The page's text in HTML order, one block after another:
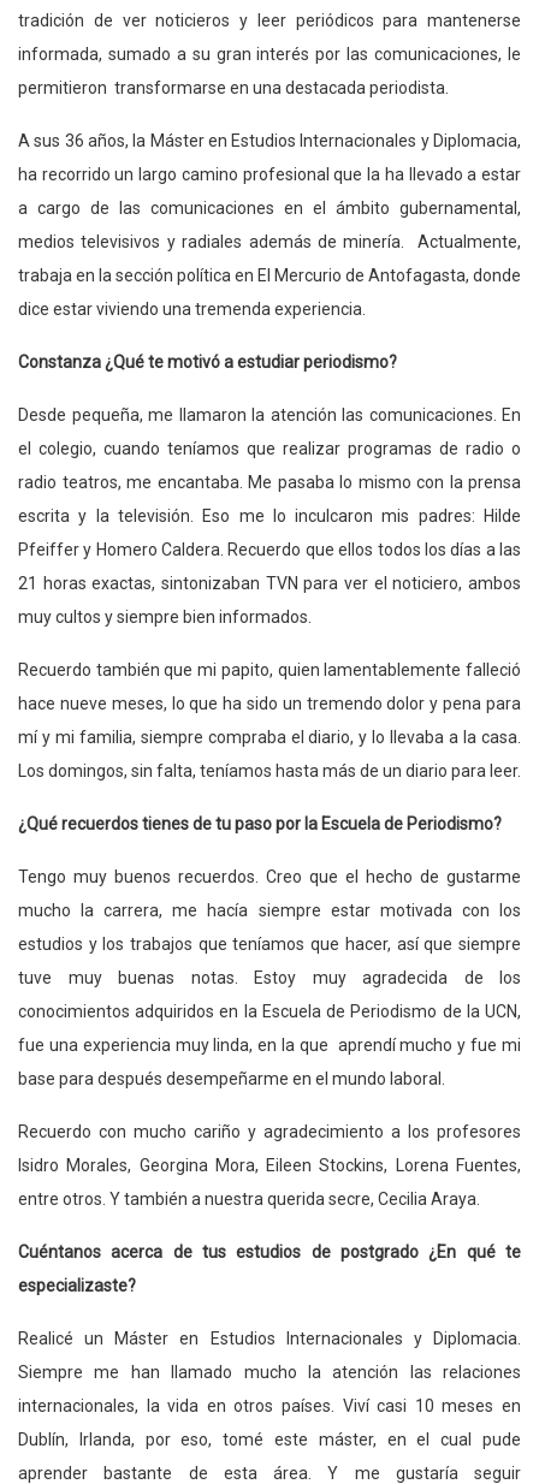
tradición de ver noticieros y leer periódicos para mantenerse
informada, sumado a su gran interés por las comunicaciones, le
permitieron transformarse en una destacada periodista.
A sus 36 años, la Máster en Estudios Internacionales y Diplomacia,
ha recorrido un largo camino profesional que la ha llevado a estar
a cargo de las comunicaciones en el ámbito gubernamental,
medios televisivos y radiales además de minería. Actualmente,
trabaja en la sección política en El Mercurio de Antofagasta, donde
dice estar viviendo una tremenda experiencia.
Constanza ¿Qué te motivó a estudiar periodismo?
Desde pequeña, me llamaron la atención las comunicaciones. En
el colegio, cuando teníamos que realizar programas de radio o
radio teatros, me encantaba. Me pasaba lo mismo con la prensa
escrita y la televisión. Eso me lo inculcaron mis padres: Hilde
Pfeiffer y Homero Caldera. Recuerdo que ellos todos los días a las
21 horas exactas, sintonizaban TVN para ver el noticiero, ambos
muy cultos y siempre bien informados.
Recuerdo también que mi papito, quien lamentablemente falleció
hace nueve meses, lo que ha sido un tremendo dolor y pena para
mí y mi familia, siempre compraba el diario, y lo llevaba a la casa.
Los domingos, sin falta, teníamos hasta más de un diario para leer.
¿Qué recuerdos tienes de tu paso por la Escuela de Periodismo?
Tengo muy buenos recuerdos. Creo que el hecho de gustarme
mucho la carrera, me hacía siempre estar motivada con los
estudios y los trabajos que teníamos que hacer, así que siempre
tuve muy buenas notas. Estoy muy agradecida de los
conocimientos adquiridos en la Escuela de Periodismo de la UCN,
fue una experiencia muy linda, en la que aprendí mucho y fue mi
base para después desempeñarme en el mundo laboral.
Recuerdo con mucho cariño y agradecimiento a los profesores
Isidro Morales, Georgina Mora, Eileen Stockins, Lorena Fuentes,
entre otros. Y también a nuestra querida secre, Cecilia Araya.
Cuéntanos acerca de tus estudios de postgrado ¿En qué te
especializaste?
Realicé un Máster en Estudios Internacionales y Diplomacia.
Siempre me han llamado mucho la atención las relaciones
internacionales, la vida en otros países. Viví casi 10 meses en
Dublín, Irlanda, por eso, tomé este máster, en el cual pude
aprender bastante de esta área. Y me gustaría seguir